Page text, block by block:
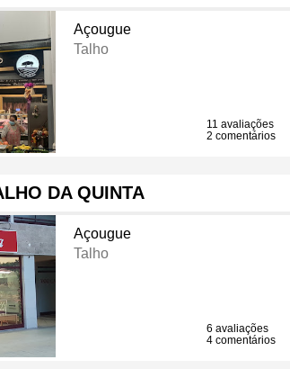
Açougue
Talho
11 avaliações
2 comentários
DA QUINTA
Açougue
Talho
6 avaliações
4 comentários